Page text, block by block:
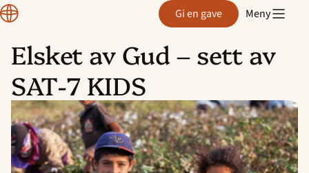
Hopp
til
innhold
Normisjon Gi en gave Meny
Elsket av Gud – sett av
SAT-7 KIDS